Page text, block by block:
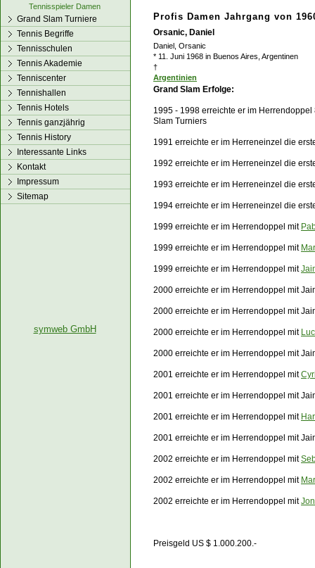
Profis Damen Jahrgang von
Orsanic, Daniel
Daniel, Orsanic
* 11. Juni 1968 in Buenos Aires, Argentinen
†
Argentinien
Grand Slam Erfolge:
1995 - 1998 erreichte er im
Slam Turniers
1991 erreichte er im Herreneinzel die
1992 erreichte er im Herreneinzel die
1993 erreichte er im Herreneinzel die
1994 erreichte er im Herreneinzel die
1999 erreichte er im Herrendoppel mit
1999 erreichte er im Herrendoppel mit
1999 erreichte er im Herrendoppel mit
2000 erreichte er im Herrendoppel mit
2000 erreichte er im Herrendoppel mit
2000 erreichte er im Herrendoppel mit
2000 erreichte er im Herrendoppel mit
2001 erreichte er im Herrendoppel mit
2001 erreichte er im Herrendoppel mit
2001 erreichte er im Herrendoppel mit
2001 erreichte er im Herrendoppel mit
2002 erreichte er im Herrendoppel mit
2002 erreichte er im Herrendoppel mit
2002 erreichte er im Herrendoppel mit
Preisgeld US $ 1.000.200.-
Tennisspieler Damen
Grand Slam Turniere
Tennis Begriffe
Tennisschulen
Tennis Akademie
Tenniscenter
Tennishallen
Tennis Hotels
Tennis ganzjährig
Tennis History
Interessante Links
Kontakt
Impressum
Sitemap
symweb GmbH